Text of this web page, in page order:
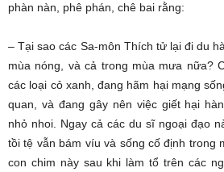
phàn nàn, phê phán, chê bai rằng:
– Tại sao các Sa-môn Thích tử lại đi du
mùa nóng, và cả trong mùa mưa nữa?
các loại cỏ xanh, đang hãm hại mạng
quan, và đang gây nên việc giết hại
nhỏ nhoi. Ngay cả các du sĩ ngoại đạo
tồi tệ vẫn bám víu và sống cố định trong
con chim này sau khi làm tổ trên các